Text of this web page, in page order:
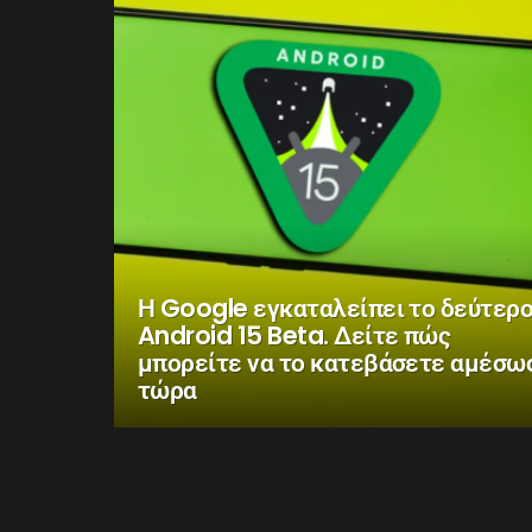
Η Google εγκαταλείπει το
Android 15 Beta. Δείτε πώς
μπορείτε να το κατεβάσετε
τώρα